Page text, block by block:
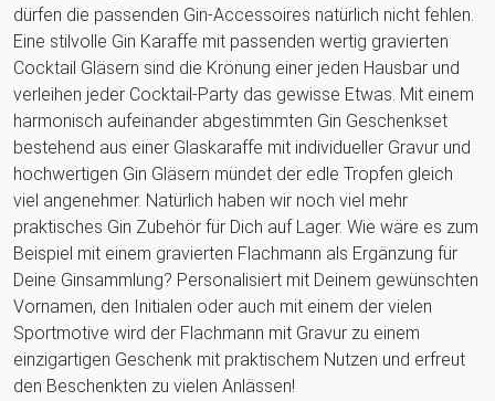
dürfen die passenden Gin-Accessoires natürlich nicht fehlen.
Eine stilvolle Gin Karaffe mit passenden wertig gravierten
Cocktail Gläsern sind die Krönung einer jeden Hausbar und
verleihen jeder Cocktail-Party das gewisse Etwas. Mit einem
harmonisch aufeinander abgestimmten Gin Geschenkset
bestehend aus einer Glaskaraffe mit individueller Gravur und
hochwertigen Gin Gläsern mündet der edle Tropfen gleich
viel angenehmer. Natürlich haben wir noch viel mehr
praktisches Gin Zubehör für Dich auf Lager. Wie wäre es zum
Beispiel mit einem gravierten Flachmann als Ergänzung für
Deine Ginsammlung? Personalisiert mit Deinem gewünschten
Vornamen, den Initialen oder auch mit einem der vielen
Sportmotive wird der Flachmann mit Gravur zu einem
einzigartigen Geschenk mit praktischem Nutzen und erfreut
den Beschenkten zu vielen Anlässen!